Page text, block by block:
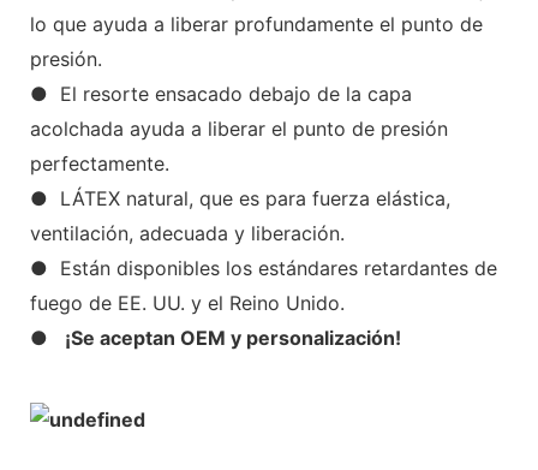
lo que ayuda a liberar profundamente el punto de
presión.
● El resorte ensacado debajo de la capa
acolchada ayuda a liberar el punto de presión
perfectamente.
● LÁTEX natural, que es para fuerza elástica,
ventilación, adecuada y liberación.
● Están disponibles los estándares retardantes de
fuego de EE. UU. y el Reino Unido.
●
¡Se aceptan OEM y personalización!